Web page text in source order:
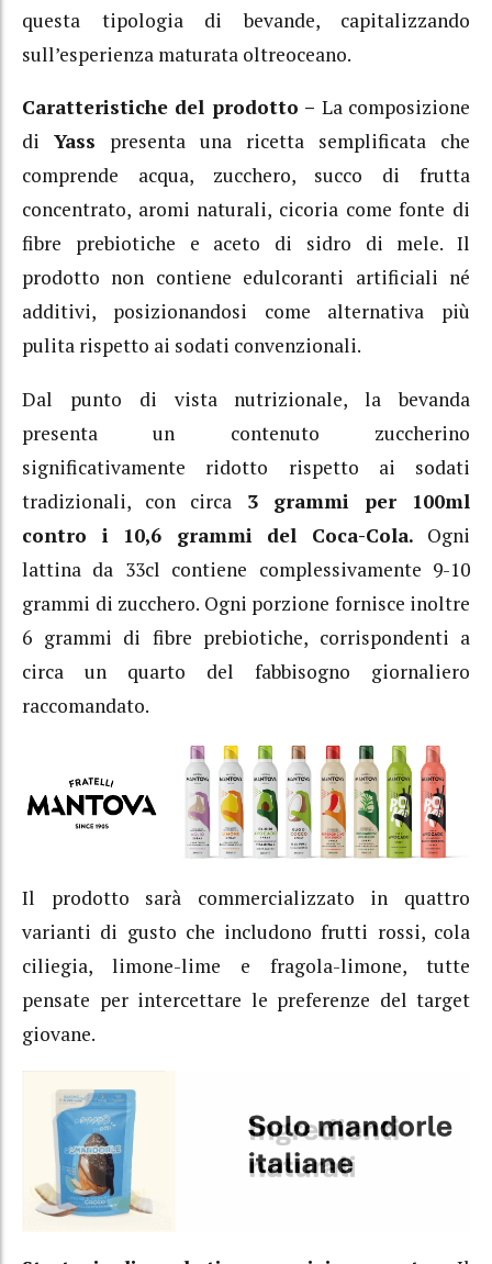
questa tipologia di bevande, capitalizzando
sull’esperienza maturata oltreoceano.
Caratteristiche del prodotto – La composizione
di Yass presenta una ricetta semplificata che
comprende acqua, zucchero, succo di frutta
concentrato, aromi naturali, cicoria come fonte di
fibre prebiotiche e aceto di sidro di mele. Il
prodotto non contiene edulcoranti artificiali né
additivi, posizionandosi come alternativa più
pulita rispetto ai sodati convenzionali.
Dal punto di vista nutrizionale, la bevanda
presenta un contenuto zuccherino
significativamente ridotto rispetto ai sodati
tradizionali, con circa 3 grammi per 100ml
contro i 10,6 grammi del Coca-Cola. Ogni
lattina da 33cl contiene complessivamente 9-10
grammi di zucchero. Ogni porzione fornisce inoltre
6 grammi di fibre prebiotiche, corrispondenti a
circa un quarto del fabbisogno giornaliero
raccomandato.
Il prodotto sarà commercializzato in quattro
varianti di gusto che includono frutti rossi, cola
ciliegia, limone-lime e fragola-limone, tutte
pensate per intercettare le preferenze del target
giovane.